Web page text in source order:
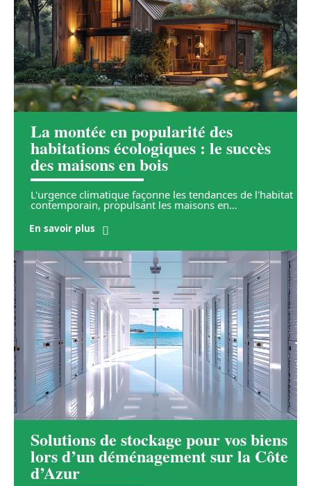
La montée en popularité des
habitations écologiques : le succès
des maisons en bois
L'urgence climatique façonne les tendances de l'habitat
contemporain, propulsant les maisons en…
En savoir plus
Solutions de stockage pour vos biens
lors d’un déménagement sur la Côte
d’Azur